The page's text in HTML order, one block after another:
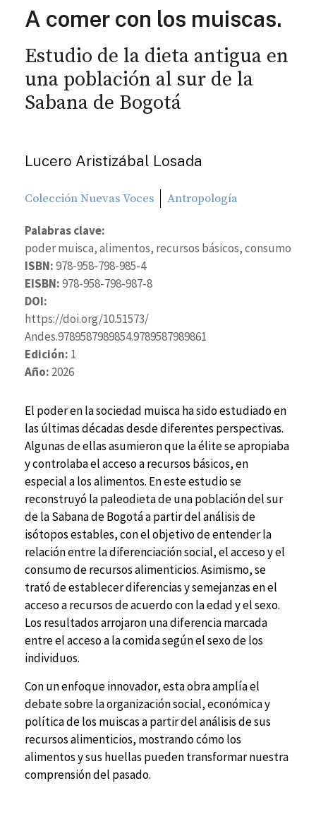
A comer con los muiscas.
Estudio de la dieta antigua en
una población al sur de la
Sabana de Bogotá
Lucero Aristizábal Losada
Colección Nuevas Voces Antropología
Palabras clave:
poder muisca, alimentos, recursos básicos, consumo
ISBN:978-958-798-985-4
EISBN:978-958-798-987-8
DOI:
https://doi.org/10.51573/
Andes.9789587989854.9789587989861
Edición: 1
Año: 2026
El poder en la sociedad muisca ha sido estudiado en
las últimas décadas desde diferentes perspectivas.
Algunas de ellas asumieron que la élite se apropiaba
y controlaba el acceso a recursos básicos, en
especial a los alimentos. En este estudio se
reconstruyó la paleodieta de una población del sur
de la Sabana de Bogotá a partir del análisis de
isótopos estables, con el objetivo de entender la
relación entre la diferenciación social, el acceso y el
consumo de recursos alimenticios. Asimismo, se
trató de establecer diferencias y semejanzas en el
acceso a recursos de acuerdo con la edad y el sexo.
Los resultados arrojaron una diferencia marcada
entre el acceso a la comida según el sexo de los
individuos.
Con un enfoque innovador, esta obra amplía el
debate sobre la organización social, económica y
política de los muiscas a partir del análisis de sus
recursos alimenticios, mostrando cómo los
alimentos y sus huellas pueden transformar nuestra
comprensión del pasado.